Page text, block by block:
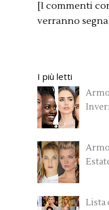
[I commenti
verranno
I più letti
Lista